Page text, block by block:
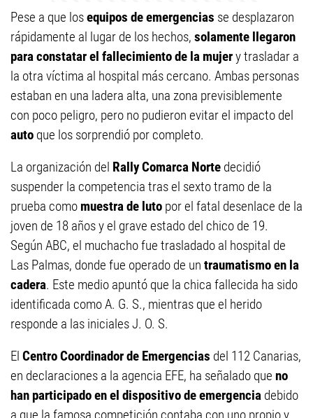
Pese a que losequipos de emergencias se desplazaron
rápidamente al lugar de los hechos, solamente llegaron
paraconstatar el fallecimiento de la mujery trasladar a
la otra víctima al hospital más cercano. Ambas personas
estaban en una ladera alta, una zona previsiblemente
con poco peligro, pero no pudieron evitar el impacto del
auto que los sorprendió por completo.
La organización del Rally Comarca Norte decidió
suspender la competencia tras el sexto tramo de la
prueba como muestra de luto por el fatal desenlace de la
joven de 18 años y el grave estado del chico de 19.
Según ABC, el muchacho fue trasladado al hospital de
Las Palmas, donde fue operado de un traumatismo en la
cadera. Este medio apuntó que la chica fallecida ha sido
identificada como A. G. S., mientras que el herido
responde a las iniciales J. O. S.
El Centro Coordinador de Emergencias del 112 Canarias,
en declaraciones a la agencia EFE, ha señalado que no
han participado en el dispositivo de emergencia debido